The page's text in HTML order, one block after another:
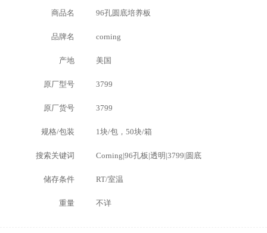
商品名
96孔圆底培养板
品牌名 corning
产地 美国
原厂型号 3799
原厂货号 3799
规格/包装 1块/包，50块/箱
搜索关键词 Corning|96孔板|透明|3799|圆底
储存条件 RT/室温
重量 不详